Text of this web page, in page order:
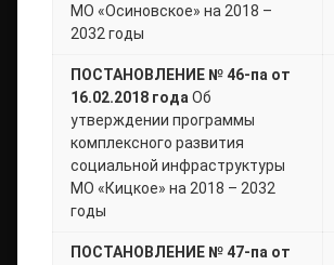
МО «Осиновское» на 2018 –
2032 годы
ПОСТАНОВЛЕНИЕ № 46-па от
16.02.2018 года Об
утверждении программы
комплексного развития
социальной инфраструктуры
МО «Кицкое» на 2018 – 2032
годы
ПОСТАНОВЛЕНИЕ № 47-па от